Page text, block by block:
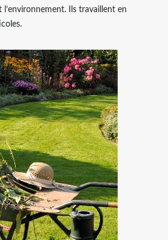
Ils travaillent en